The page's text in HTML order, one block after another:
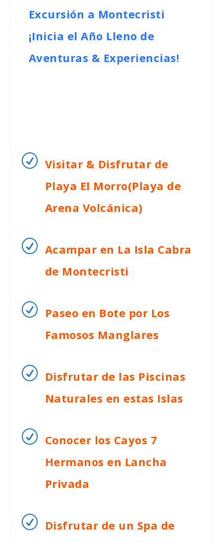
Excursión a Montecristi
¡Inicia el Año Lleno de
Aventuras & Experiencias!
R Visitar & Disfrutar de
Playa El Morro(Playa de
Arena Volcánica)
R Acampar en La Isla Cabra
de Montecristi
R Paseo en Bote por Los
Famosos Manglares
R Disfrutar de las Piscinas
Naturales en estas Islas
R Conocer los Cayos 7
Hermanos en Lancha
Privada
R Disfrutar de un Spa de